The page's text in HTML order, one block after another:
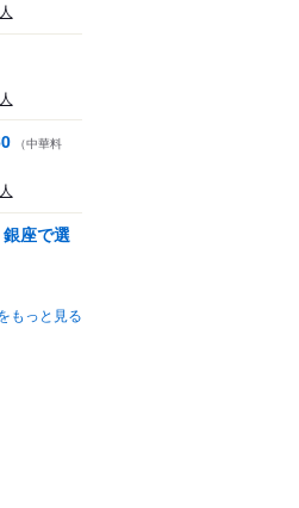
（中華料
座で選
もっと見る